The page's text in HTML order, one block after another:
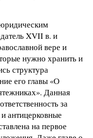
XVII в. и
вере и
нужно хранить и
структура
его главы «О
Данная
за
антицерковные
на первое